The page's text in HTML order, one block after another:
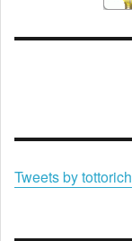
Tweets by